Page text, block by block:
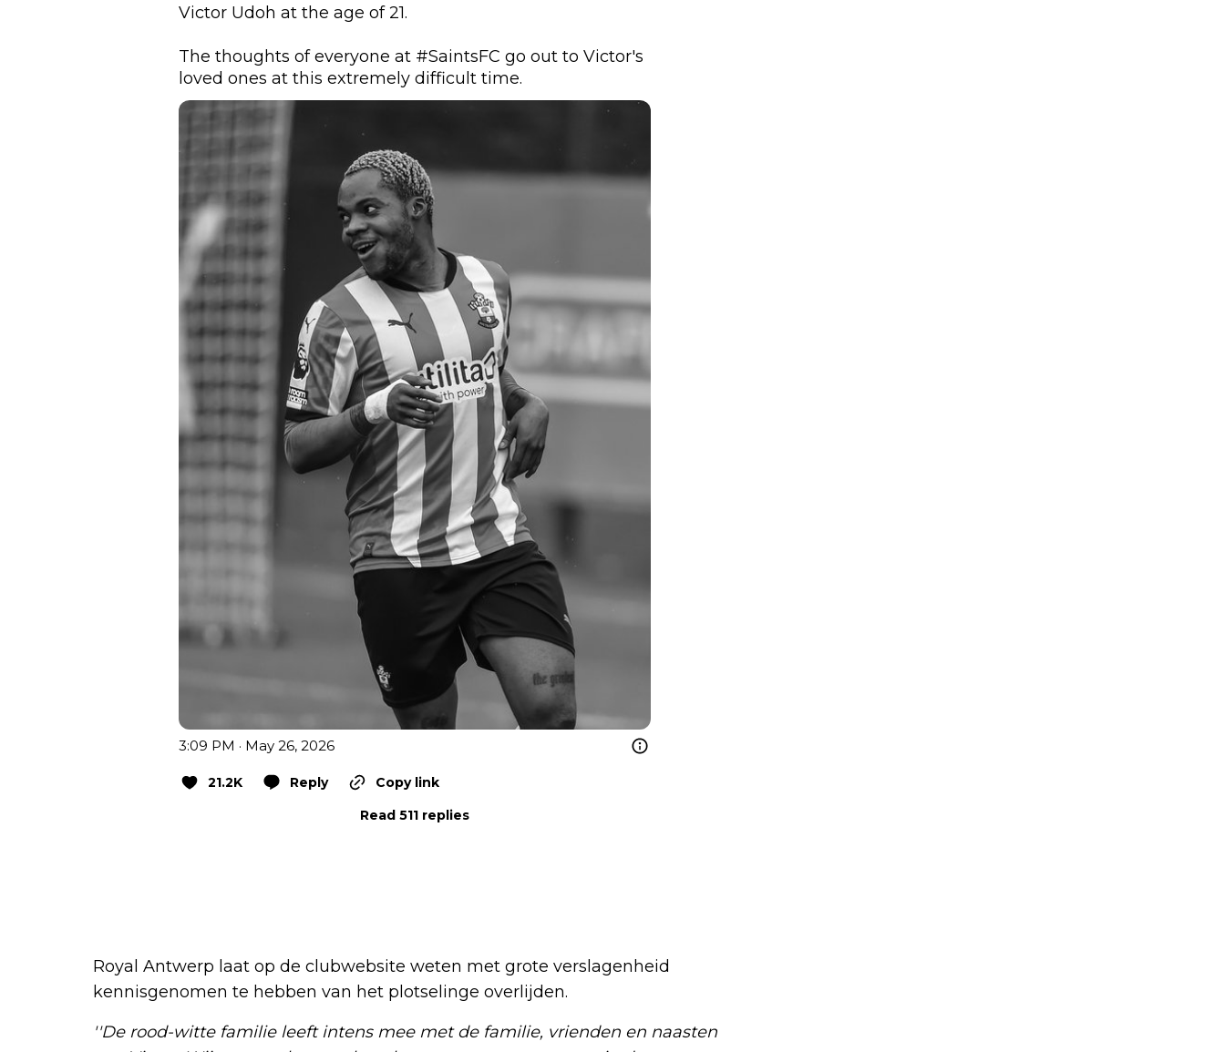
Victor Udoh at the age of 21.
The thoughts of everyone at #SaintsFC go out to Victor's
loved ones at this extremely difficult time.
3:09 PM · May 26, 2026
21.2K Reply
Copy link
Read 511 replies
Royal Antwerp laat op de clubwebsite weten met grote verslagenheid
kennisgenomen te hebben van het plotselinge overlijden.
''De rood-witte familie leeft intens mee met de familie, vrienden en naasten